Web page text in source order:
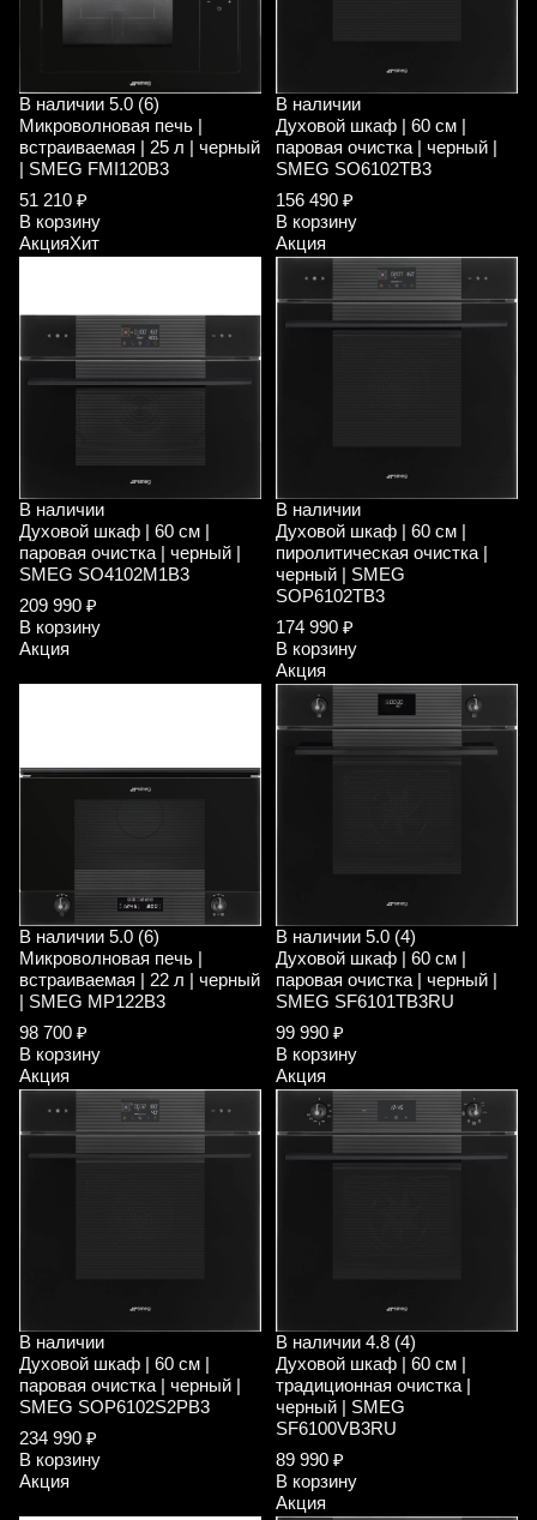
В наличии 5.0 (6)
Микроволновая печь |
встраиваемая | 25 л | черный
| SMEG FMI120B3
51 210 ₽
В корзину
АкцияХит
В наличии
Духовой шкаф | 60 см |
паровая очистка | черный |
SMEG SO6102TB3
156 490 ₽
В корзину
Акция
В наличии
Духовой шкаф | 60 см |
паровая очистка | черный |
SMEG SO4102M1B3
209 990 ₽
В корзину
Акция
В наличии
Духовой шкаф | 60 см |
пиролитическая очистка |
черный | SMEG
SOP6102TB3
174 990 ₽
В корзину
Акция
В наличии 5.0 (6)
Микроволновая печь |
встраиваемая | 22 л | черный
| SMEG MP122B3
98 700 ₽
В корзину
Акция
В наличии 5.0 (4)
Духовой шкаф | 60 см |
паровая очистка | черный |
SMEG SF6101TB3RU
99 990 ₽
В корзину
Акция
В наличии
Духовой шкаф | 60 см |
паровая очистка | черный |
SMEG SOP6102S2PB3
234 990 ₽
В корзину
Акция
В наличии 4.8 (4)
Духовой шкаф | 60 см |
традиционная очистка |
черный | SMEG
SF6100VB3RU
89 990 ₽
В корзину
Акция